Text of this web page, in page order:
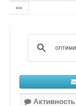
»»